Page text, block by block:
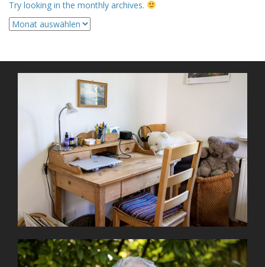
Try looking in the monthly archives.
Archive